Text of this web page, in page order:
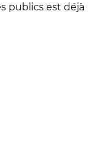
publics est déjà